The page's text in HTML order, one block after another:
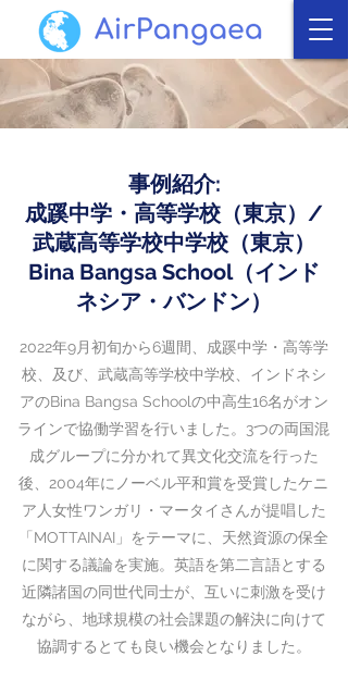
事例紹介​:
成蹊中学・高等学校（東京）/
武蔵高等学校中学校（東京）
Bina Bangsa School（インド
ネシア・バンドン）
​2022年9月初旬から6週間、成蹊中学・高等学
校、及び、武蔵高等学校中学校、インドネシ
アのBina Bangsa Schoolの中高生16名がオン
ラインで協働学習を行いました。 3つの両国混
成グループに分かれて異文化交流を行った
後、 2004年にノーベル平和賞を受賞したケニ
ア人女性ワンガリ・マータイさんが提唱した
「MOTTAINAI」をテーマに、 天然資源の保全
に関する議論を実施。英語を第二言語とする
近隣諸国の同世代同士が、互いに刺激を受け
ながら、地球規模の社会課題の解決に向けて
協調するとても良い機会となりました。